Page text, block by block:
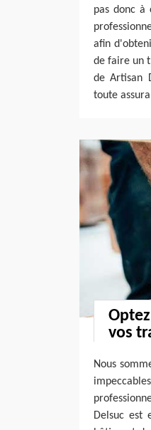
pas donc
afin
de faire un
de Artisan
toute
vos
Nous
Delsuc est